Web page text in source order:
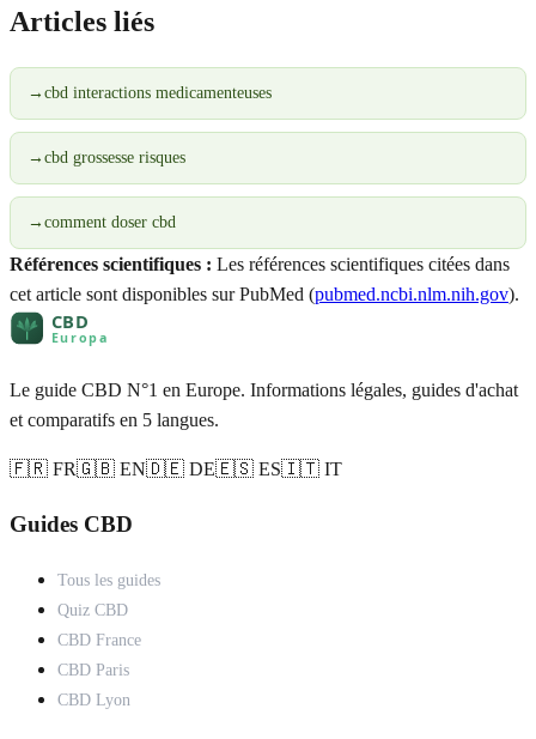
Articles liés
→ cbd interactions medicamenteuses
→ cbd grossesse risques
→ comment doser cbd
Références scientifiques : Les références scientifiques citées dans
cet article sont disponibles sur PubMed (pubmed.ncbi.nlm.nih.gov).
Le guide CBD N°1 en Europe. Informations légales, guides d'achat
et comparatifs en 5 langues.
🇫🇷 FR🇬🇧 EN🇩🇪 DE🇪🇸 ES🇮🇹 IT
Guides CBD
Tous les guides
Quiz CBD
CBD France
CBD Paris
CBD Lyon